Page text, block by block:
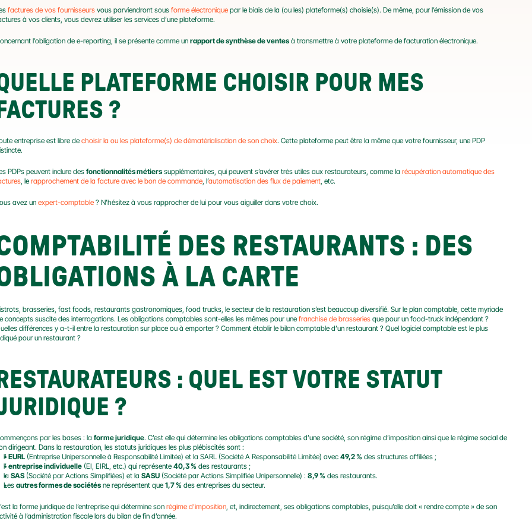
factures de vos fournisseurs vous parviendront sous forme électronique par le biais de la (ou les) plateforme(s) choisie(s). De même, pour l’émission de vos
à vos clients, vous devrez utiliser les services d’une plateforme.
l’obligation de e-reporting, il se présente comme un rapport de synthèse de ventes à transmettre à votre plateforme de facturation électronique.
PLATEFORME CHOISIR POUR MES
FACTURES ?
entreprise est libre de choisir la ou les plateforme(s) de dématérialisation de son choix. Cette plateforme peut être la même que votre fournisseur, une PDP
PDPs peuvent inclure des fonctionnalités métiers supplémentaires, qui peuvent s’avérer très utiles aux restaurateurs, comme la récupération automatique des
, le rapprochement de la facture avec le bon de commande, l’automatisation des flux de paiement, etc.
avez un expert-comptable ? N’hésitez à vous rapprocher de lui pour vous aiguiller dans votre choix.
DES RESTAURANTS : DES
À LA CARTE
brasseries, fast foods, restaurants gastronomiques, food trucks, le secteur de la restauration s’est beaucoup diversifié. Sur le plan comptable, cette myriade
concepts suscite des interrogations. Les obligations comptables sont-elles les mêmes pour une franchise de brasseries que pour un food-truck indépendant ?
différences y a-t-il entre la restauration sur place ou à emporter ? Comment établir le bilan comptable d’un restaurant ? Quel logiciel comptable est le plus
pour un restaurant ?
RESTAURATEURS : QUEL EST VOTRE STATUT
?
par les bases : la forme juridique. C’est elle qui détermine les obligations comptables d’une société, son régime d’imposition ainsi que le régime social de
dirigeant. Dans la restauration, les statuts juridiques les plus plébiscités sont :
l’ EURL (Entreprise Unipersonnelle à Responsabilité Limitée) et la SARL (Société A Responsabilité Limitée) avec 49,2 % des structures affiliées ;
l’ entreprise individuelle (EI, EIRL, etc.) qui représente 40,3 % des restaurants ;
la SAS (Société par Actions Simplifiées) et la SASU (Société par Actions Simplifiée Unipersonnelle) : 8,9 % des restaurants.
Les autres formes de sociétés ne représentent que 1,7 % des entreprises du secteur.
la forme juridique de l’entreprise qui détermine son régime d’imposition, et, indirectement, ses obligations comptables, puisqu’elle doit « rendre compte » de son
à l’administration fiscale lors du bilan de fin d’année.